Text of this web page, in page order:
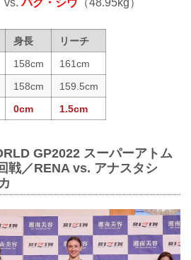
身長
リーチ
158cm
161cm
158cm
159.5cm
0cm 1.5cm
GP2022 スーパーアトム
戦／RENA vs. アナスタシ